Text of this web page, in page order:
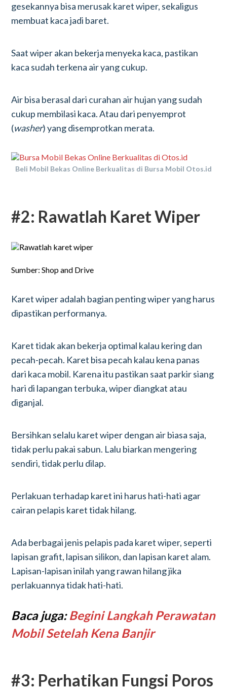
gesekannya bisa merusak karet wiper, sekaligus
membuat kaca jadi baret.
Saat wiper akan bekerja menyeka kaca, pastikan
kaca sudah terkena air yang cukup.
Air bisa berasal dari curahan air hujan yang sudah
cukup membilasi kaca. Atau dari penyemprot
(washer) yang disemprotkan merata.
Beli Mobil Bekas Online Berkualitas di Bursa Mobil Otos.id
#2: Rawatlah Karet Wiper
Sumber: Shop and Drive
Karet wiper adalah bagian penting wiper yang harus
dipastikan performanya.
Karet tidak akan bekerja optimal kalau kering dan
pecah-pecah. Karet bisa pecah kalau kena panas
dari kaca mobil. Karena itu pastikan saat parkir siang
hari di lapangan terbuka, wiper diangkat atau
diganjal.
Bersihkan selalu karet wiper dengan air biasa saja,
tidak perlu pakai sabun. Lalu biarkan mengering
sendiri, tidak perlu dilap.
Perlakuan terhadap karet ini harus hati-hati agar
cairan pelapis karet tidak hilang.
Ada berbagai jenis pelapis pada karet wiper, seperti
lapisan grafit, lapisan silikon, dan lapisan karet alam.
Lapisan-lapisan inilah yang rawan hilang jika
perlakuannya tidak hati-hati.
Baca juga:Begini Langkah Perawatan
Mobil Setelah Kena Banjir
#3: Perhatikan Fungsi Poros